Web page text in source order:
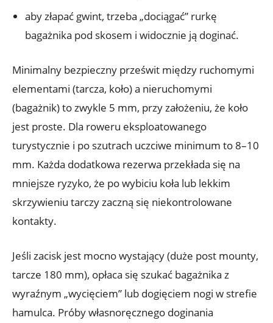
aby złapać gwint, trzeba „dociągać” rurkę
bagażnika pod skosem i widocznie ją doginać.
Minimalny bezpieczny prześwit między ruchomymi
elementami (tarcza, koło) a nieruchomymi
(bagażnik) to zwykle 5 mm, przy założeniu, że koło
jest proste. Dla roweru eksploatowanego
turystycznie i po szutrach uczciwe minimum to 8–10
mm. Każda dodatkowa rezerwa przekłada się na
mniejsze ryzyko, że po wybiciu koła lub lekkim
skrzywieniu tarczy zaczną się niekontrolowane
kontakty.
Jeśli zacisk jest mocno wystający (duże post mounty,
tarcze 180 mm), opłaca się szukać bagażnika z
wyraźnym „wycięciem” lub dogięciem nogi w strefie
hamulca. Próby własnoręcznego doginania